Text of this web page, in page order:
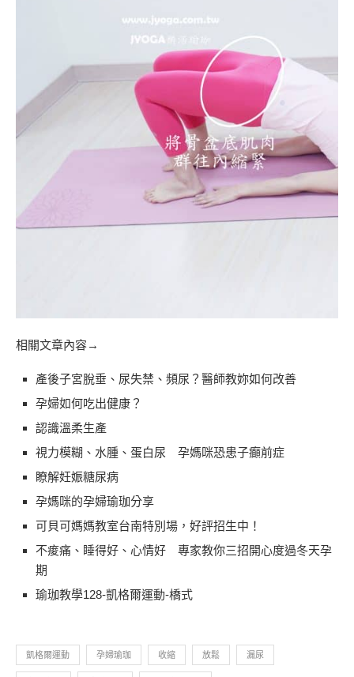
相關文章內容→
產後子宮脫垂、尿失禁、頻尿？醫師教妳如何改善
孕婦如何吃出健康？
認識溫柔生產
視力模糊、水腫、蛋白尿 孕媽咪恐患子癲前症
瞭解妊娠糖尿病
孕媽咪的孕婦瑜珈分享
可貝可媽媽教室台南特別場，好評招生中！
不痠痛、睡得好、心情好 專家教你三招開心度過冬天孕
期
瑜珈教學128-凱格爾運動-橋式
凱格爾運動 孕婦瑜珈 收縮 放鬆 漏尿